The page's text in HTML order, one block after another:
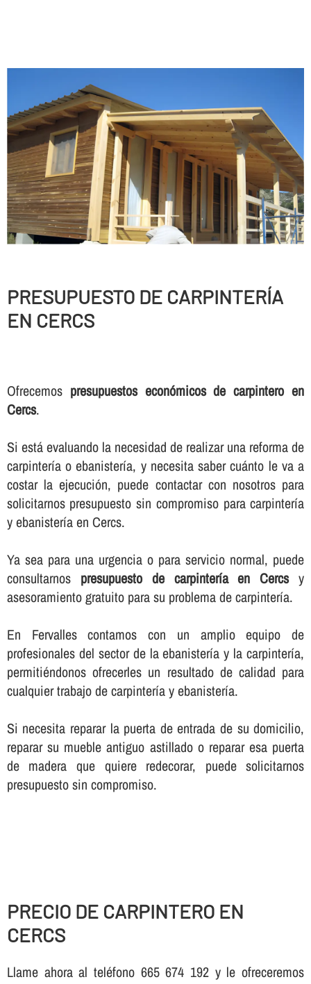
PRESUPUESTO DE CARPINTERÍ­A
EN CERCS
Ofrecemos presupuestos económicos de carpintero en
Cercs.
Si está evaluando la necesidad de realizar una reforma de
carpinterí­a o ebanisterí­a, y necesita saber cuánto le va a
costar la ejecución, puede contactar con nosotros para
solicitarnos presupuesto sin compromiso para carpinterí­a
y ebanisterí­a en Cercs.
Ya sea para una urgencia o para servicio normal, puede
consultarnos presupuesto de carpinterí­a en Cercsy
asesoramiento gratuito para su problema de carpinterí­a.
En Fervalles contamos con un amplio equipo de
profesionales del sector de la ebanisterí­a y la carpinterí­a,
permitiéndonos ofrecerles un resultado de calidad para
cualquier trabajo de carpinterí­a y ebanisterí­a.
Si necesita reparar la puerta de entrada de su domicilio,
reparar su mueble antiguo astillado o reparar esa puerta
de madera que quiere redecorar, puede solicitarnos
presupuesto sin compromiso.
PRECIO DE CARPINTERO EN
CERCS
Llame ahora al teléfono 665 674 192 y le ofreceremos